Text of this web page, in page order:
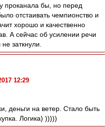
проканала бы, но перед
отстаивать чемпионство и
хорошо и качественно
А сейчас об усилении речи
заткнули.
12:29
деньги на ветер. Стало быть
Логика) )))))